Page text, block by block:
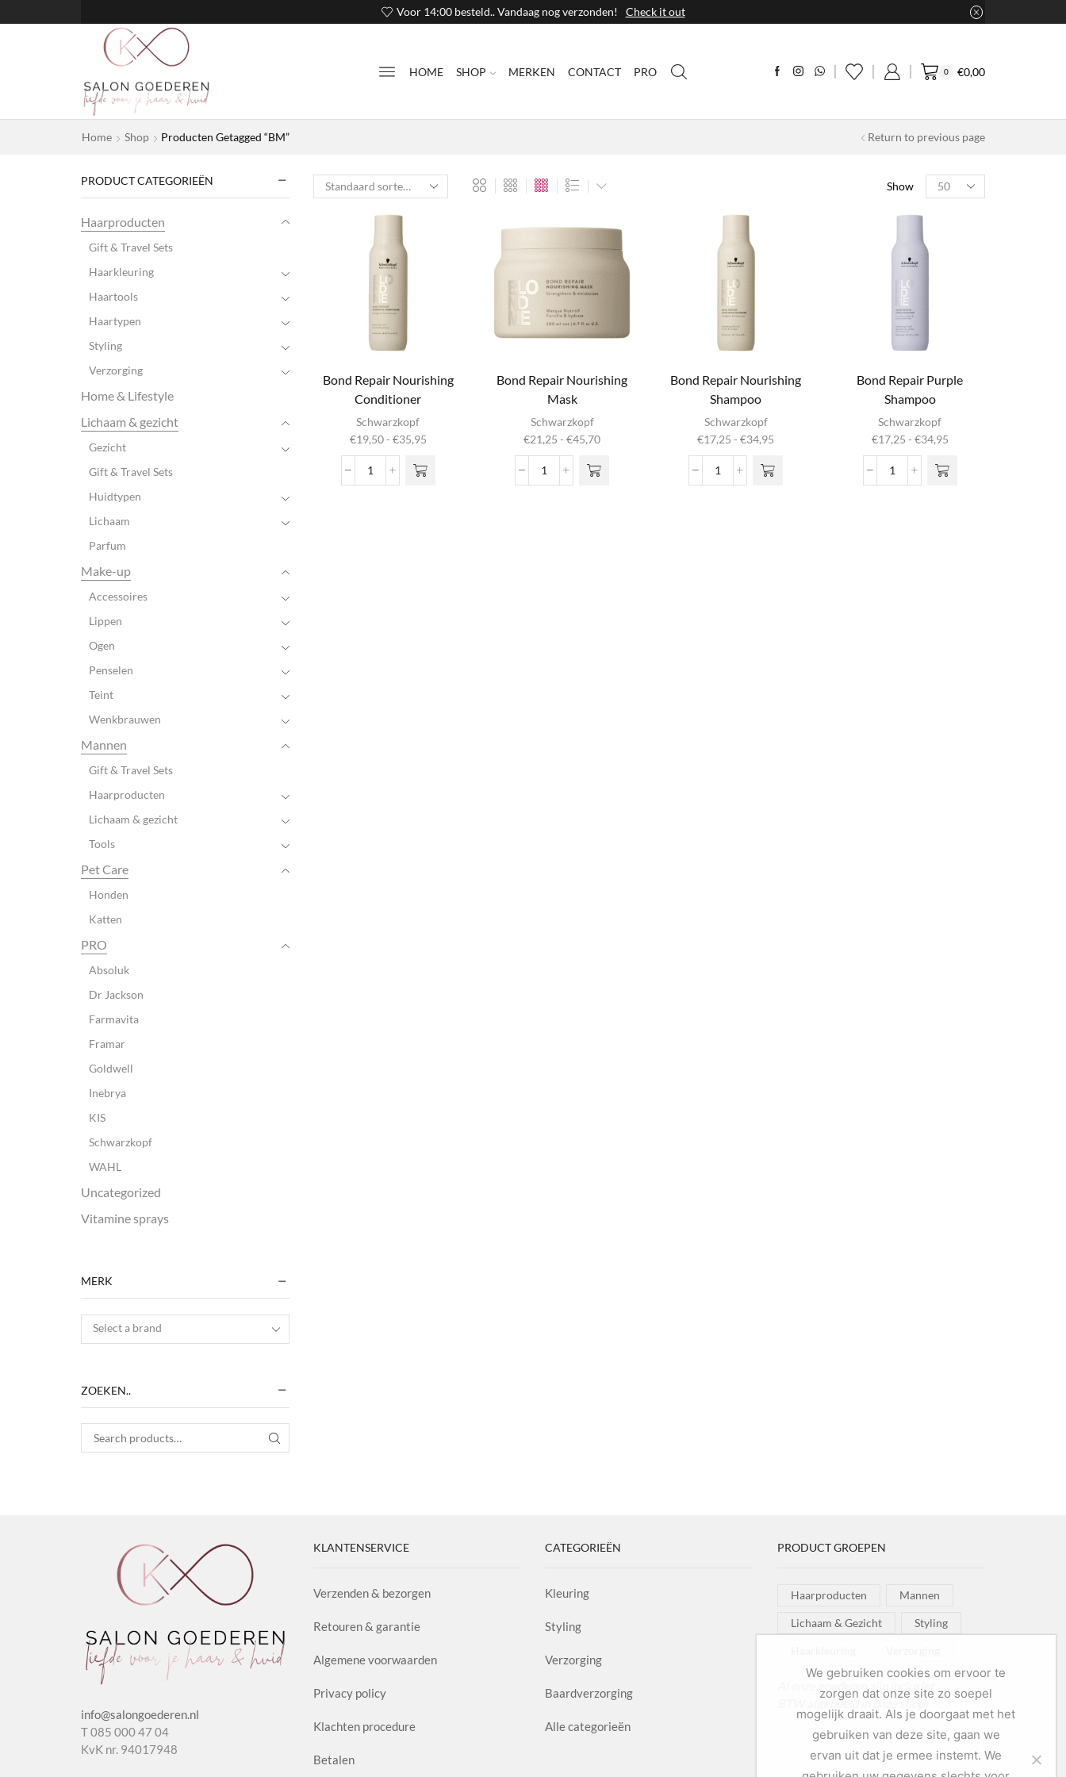
Voor 14:00 besteld.. Vandaag nog verzonden! Check it out
HOME SHOP MERKEN CONTACT PRO 0 €0,00
Home Shop Producten Getagged “BM” Return to previous page
Show
Products
per
Bond Repair Nourishing
Conditioner
Schwarzkopf
€19,50- €35,95Prijsklasse:
tot
Bond
heeft
meerdere
optie kan
Bond Repair Nourishing
Mask
Schwarzkopf
€21,25 - €45,70Prijsklasse:
tot
Bond
heeft
meerdere
optie kan
Bond Repair Nourishing
Shampoo
Schwarzkopf
€17,25 - €34,95
tot
Bond
heeft
meerdere
optie kan
Bond Repair Purple
Shampoo
Schwarzkopf
€17,25 - €34,95Prijsklasse:
tot
Bond
heeft
meerdere
optie kan
PRODUCT CATEGORIEËN
Haarproducten
Gift & Travel Sets
Haarkleuring
Haartools
Haartypen
Styling
Verzorging
Home & Lifestyle
Lichaam & gezicht
Gezicht
Gift & Travel Sets
Huidtypen
Lichaam
Parfum
Make-up
Accessoires
Lippen
Ogen
Penselen
Teint
Wenkbrauwen
Mannen
Gift & Travel Sets
Haarproducten
Lichaam & gezicht
Tools
Pet Care
Honden
Katten
PRO
Absoluk
Dr Jackson
Farmavita
Framar
Goldwell
Inebrya
KIS
Schwarzkopf
WAHL
Uncategorized
Vitamine sprays
MERK
Select a brand
ZOEKEN..
Search for: SEARCH
info@salongoederen.nl
T 085 000 47 04
KvK nr. 94017948
KLANTENSERVICE
Verzenden & bezorgen
Retouren & garantie
Algemene voorwaarden
Privacy policy
Klachten procedure
Betalen
CATEGORIEËN
Kleuring
Styling
Verzorging
Baardverzorging
Alle categorieën
PRODUCT GROEPEN
Haarproducten Mannen
Lichaam & Gezicht Styling
Al onze goederen zijn inclusief
BTW afgebeeld in onze shop!
We gebruiken cookies om ervoor te
zorgen dat onze site zo soepel
mogelijk draait. Als je doorgaat met het
gebruiken van deze site, gaan we
ervan uit dat je ermee instemt. We